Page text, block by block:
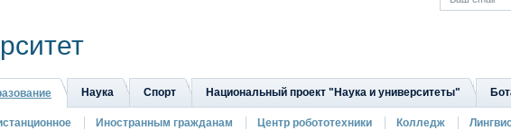
Наука Спорт Национальный проект "Наука и университеты"
Иностранным гражданам Центр робототехники Колледж